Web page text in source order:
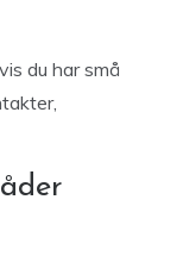
du har små